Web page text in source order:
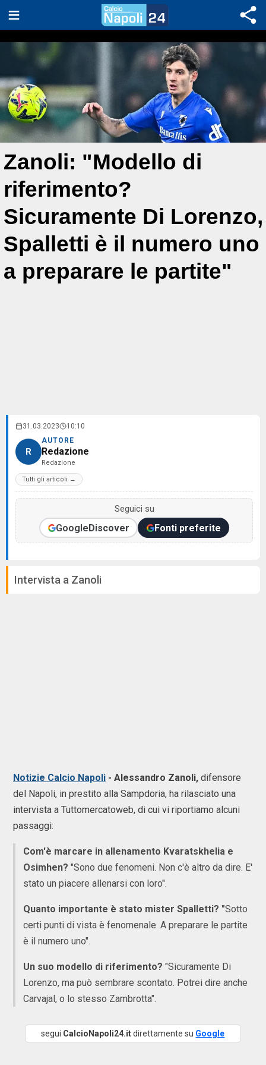
Zanoli: "Modello di
riferimento?
Sicuramente Di Lorenzo,
Spalletti è il numero uno
a preparare le partite"
31.03.2023 10:10
R
AUTORE
Redazione
Redazione
Tutti gli articoli →
Seguici su
GoogleDiscover Fonti preferite
Intervista a Zanoli
Notizie Calcio Napoli - Alessandro Zanoli, difensore
del Napoli, in prestito alla Sampdoria, ha rilasciato una
intervista a Tuttomercatoweb, di cui vi riportiamo alcuni
passaggi:
Com'è marcare in allenamento Kvaratskhelia e
Osimhen? "Sono due fenomeni. Non c'è altro da dire. E'
stato un piacere allenarsi con loro".
Quanto importante è stato mister Spalletti? "Sotto
certi punti di vista è fenomenale. A preparare le partite
è il numero uno".
Un suo modello di riferimento? "Sicuramente Di
Lorenzo, ma può sembrare scontato. Potrei dire anche
Carvajal, o lo stesso Zambrotta".
segui CalcioNapoli24.itdirettamente su Google